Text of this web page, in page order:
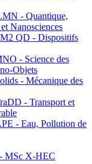
- Quantique,
Nanosciences
QD - Dispositifs
- Science des
Objets
- Mécanique des
- Transport et
- Eau, Pollution de
MSc X-HEC